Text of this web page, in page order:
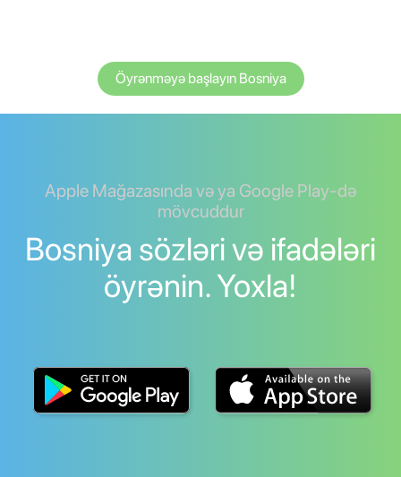
Öyrənməyə başlayın Bosniya
Apple Mağazasında və ya Google Play-də
mövcuddur
Bosniya sözləri və ifadələri
öyrənin. Yoxla!